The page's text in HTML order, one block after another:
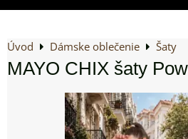
Úvod Dámske oblečenie Šaty
MAYO CHIX šaty